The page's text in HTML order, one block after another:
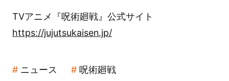
TVアニメ『呪術廻戦』公式サイト
https://jujutsukaisen.jp/
ニュース 呪術廻戦